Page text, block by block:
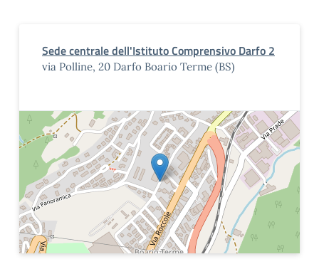
Sede centrale dell'Istituto Comprensivo Darfo 2
via Polline, 20 Darfo Boario Terme (BS)